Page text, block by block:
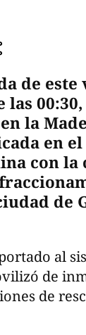
de este
00:30,
la
en
con la
de
al
de
de